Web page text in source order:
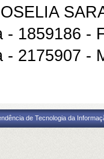
- 1859186 -
- 2175907 -
de Tecnologia da